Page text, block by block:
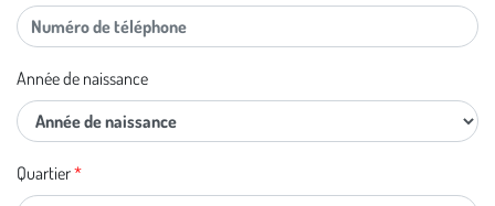
Année de naissance
Quartier